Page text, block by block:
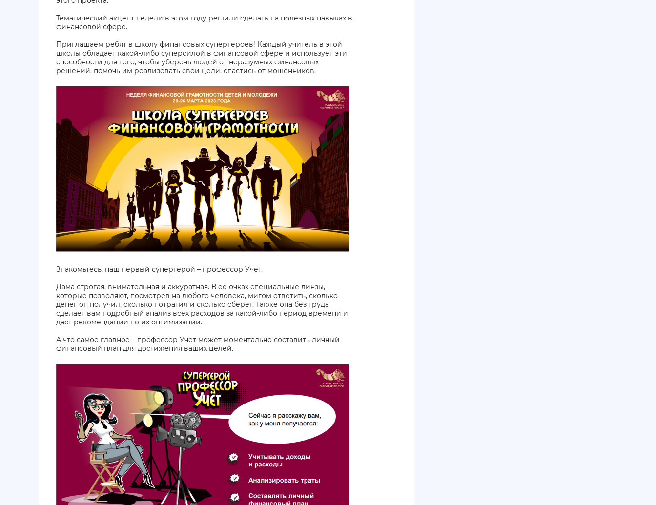
Тематический акцент недели в этом году решили сделать на полезных навыках в
финансовой сфере.
Приглашаем ребят в школу финансовых супергероев! Каждый учитель в этой
школы обладает какой-либо суперсилой в финансовой сфере и использует эти
способности для того, чтобы уберечь людей от неразумных финансовых
решений, помочь им реализовать свои цели, спастись от мошенников.
Знакомьтесь, наш первый супергерой – профессор Учет.
Дама строгая, внимательная и аккуратная. В ее очках специальные линзы,
которые позволяют, посмотрев на любого человека, мигом ответить, сколько
денег он получил, сколько потратил и сколько сберег. Также она без труда
сделает вам подробный анализ всех расходов за какой-либо период времени и
даст рекомендации по их оптимизации.
А что самое главное – профессор Учет может моментально составить личный
финансовый план для достижения ваших целей.